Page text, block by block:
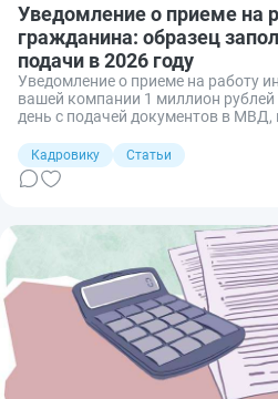
Уведомление о приеме на
гражданина: образец
подачи в 2026 году
Уведомление о приеме на работу
вашей компании 1 миллион
день с подачей документов в МВД,
готовьтесь к визиту инспекторов.
таких дорогостоящих ошибок и
документы.
Кадровику
Статьи